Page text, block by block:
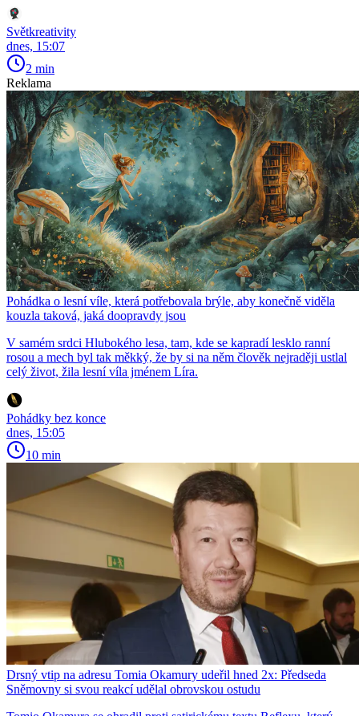
Světkreativity
dnes, 15:07
2 min
Reklama
Pohádka o lesní víle, která potřebovala brýle, aby konečně viděla
kouzla taková, jaká doopravdy jsou
V samém srdci Hlubokého lesa, tam, kde se kapradí lesklo ranní
rosou a mech byl tak měkký, že by si na něm člověk nejraději ustlal
celý život, žila lesní víla jménem Líra.
Pohádky bez konce
dnes, 15:05
10 min
Drsný vtip na adresu Tomia Okamury udeřil hned 2x: Předseda
Sněmovny si svou reakcí udělal obrovskou ostudu